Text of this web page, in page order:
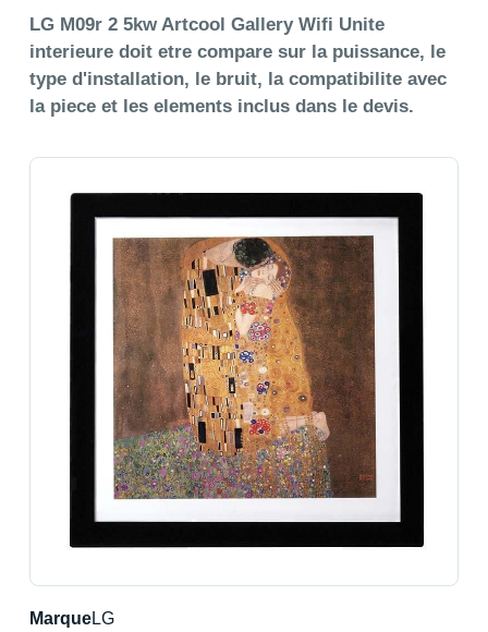
LG M09r 2 5kw Artcool Gallery Wifi Unite
interieure doit etre compare sur la puissance, le
type d'installation, le bruit, la compatibilite avec
la piece et les elements inclus dans le devis.
MarqueLG